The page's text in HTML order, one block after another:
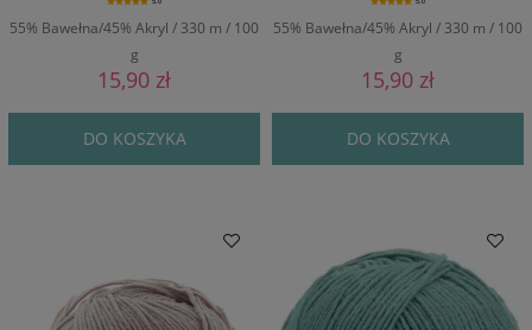
55% Bawełna/45% Akryl / 330 m / 100
g
15,90 zł
DO KOSZYKA
55% Bawełna/45% Akryl / 330 m / 100
g
15,90 zł
DO KOSZYKA